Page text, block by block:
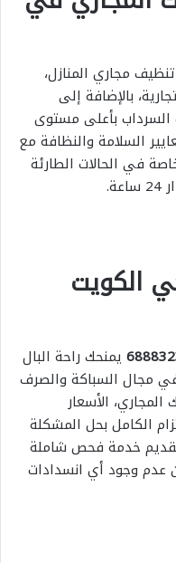
تنظيف مجاري المنازل،
بالإضافة إلى
بأعلى مستوى
السلامة والنظافة مع
في الحالات الطارئة
الكويت
يمنحك راحة البال
في مجال السباكة والصرف
الأسعار
الكامل بحل المشكلة
خدمة فحص شاملة
عدم وجود أي انسدادات